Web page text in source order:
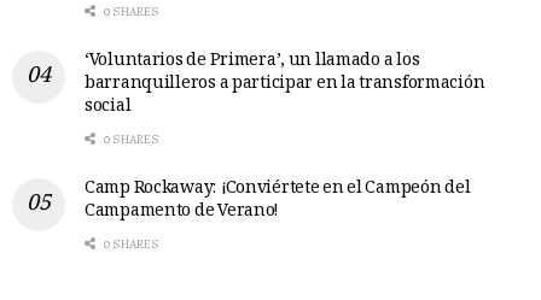
0 SHARES
‘Voluntarios de Primera’, un llamado a los
barranquilleros a participar en la transformación
social
0 SHARES
Camp Rockaway: ¡Conviértete en el Campeón del
Campamento de Verano!
0 SHARES